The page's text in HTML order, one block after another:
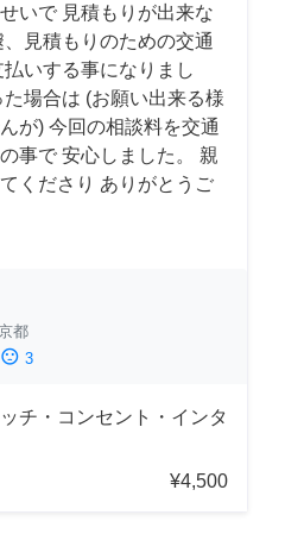
いで 見積もりが出来な
見積もりのための交通
いする事になりまし
場合は (お願い出来る様
が) 今回の相談料を交通
事で 安心しました。 親
くださり ありがとうご
都
sentiment_dissatisfied 3
チ・コンセント・インタ
¥4,500